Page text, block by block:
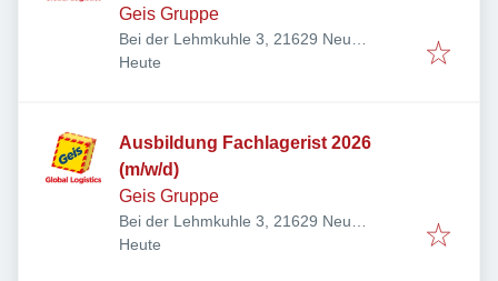
Geis Gruppe
Bei der Lehmkuhle 3, 21629 Neu
Wulmstorf, Deutschland
Veröffentlicht
Heute
Ausbildung Fachlagerist 2026
(m/w/d)
Geis Gruppe
Bei der Lehmkuhle 3, 21629 Neu
Wulmstorf, Deutschland
Veröffentlicht
Heute